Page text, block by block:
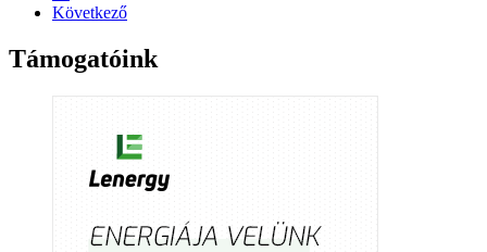
Következő
Támogatóink